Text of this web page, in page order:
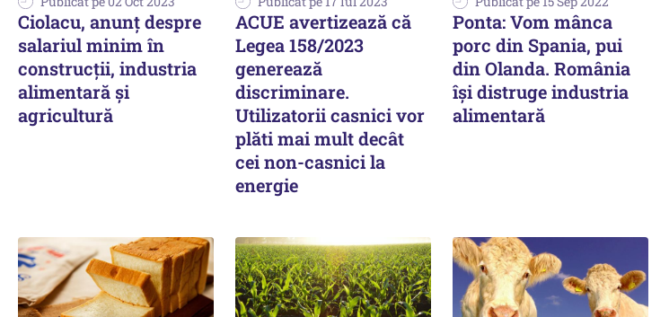
Ciolacu, anunț despre
salariul minim în
construcţii, industria
alimentară şi
agricultură
ACUE avertizează că
Legea 158/2023
generează
discriminare.
Utilizatorii casnici vor
plăti mai mult decât
cei non-casnici la
energie
Ponta: Vom mânca
porc din Spania, pui
din Olanda. România
își distruge industria
alimentară